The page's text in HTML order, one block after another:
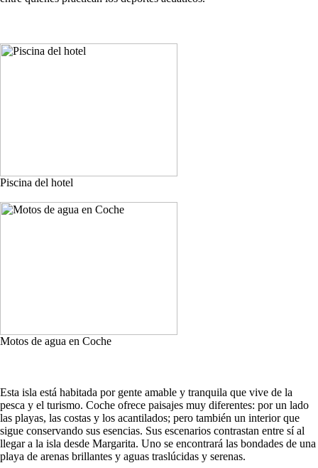
Piscina del hotel
Motos de agua en Coche
Esta isla está habitada por gente amable y tranquila que vive de la
pesca y el turismo. Coche ofrece paisajes muy diferentes: por un lado
las playas, las costas y los acantilados; pero también un interior que
sigue conservando sus esencias. Sus escenarios contrastan entre sí al
llegar a la isla desde Margarita. Uno se encontrará las bondades de una
playa de arenas brillantes y aguas traslúcidas y serenas.